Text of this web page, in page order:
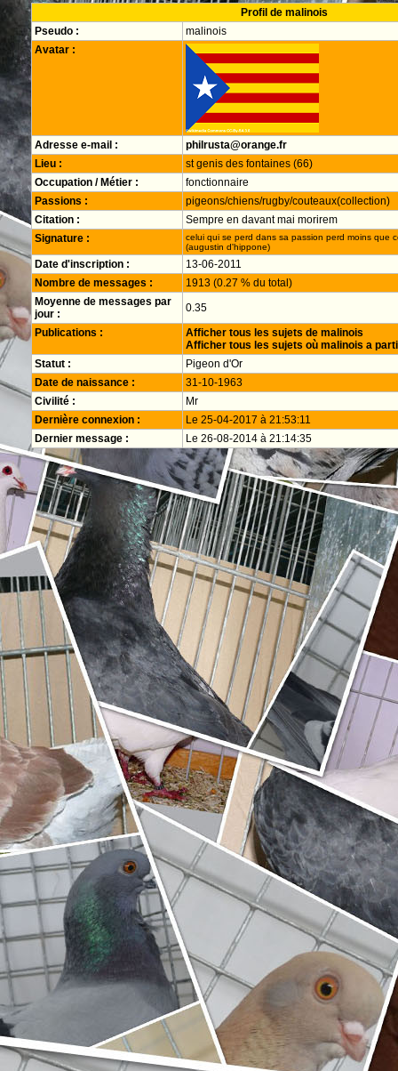
Profil de malinois
Pseudo :
malinois
Avatar :
Adresse e-mail :
philrusta@orange.fr
Lieu :
st genis des fontaines (66)
Occupation / Métier :
fonctionnaire
Passions :
pigeons/chiens/rugby/couteaux(collection)
Citation :
Sempre en davant mai morirem
Signature :
celui qui se perd dans sa passion perd moins que
(augustin d'hippone)
Date d'inscription :
13-06-2011
Nombre de messages :
1913 (0.27 % du total)
Moyenne de messages par
jour :
0.35
Publications :
Afficher tous les sujets de malinois
Afficher tous les sujets où malinois a
Statut :
Pigeon d'Or
Date de naissance :
31-10-1963
Civilité :
Mr
Dernière connexion :
Le 25-04-2017 à 21:53:11
Dernier message :
Le 26-08-2014 à 21:14:35